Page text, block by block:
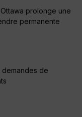
prolonge une
permanente
demandes de